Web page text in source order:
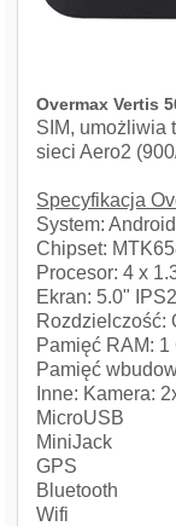
Overmax Vertis
SIM, umożliwia
sieci Aero2
Specyfikacja
System:
Chipset:
Procesor: 4 x
Ekran: 5.0"
Rozdzielczość:
Pamięć RAM: 1
Pamięć
Inne: Kamera:
MicroUSB
MiniJack
GPS
Bluetooth
Wifi